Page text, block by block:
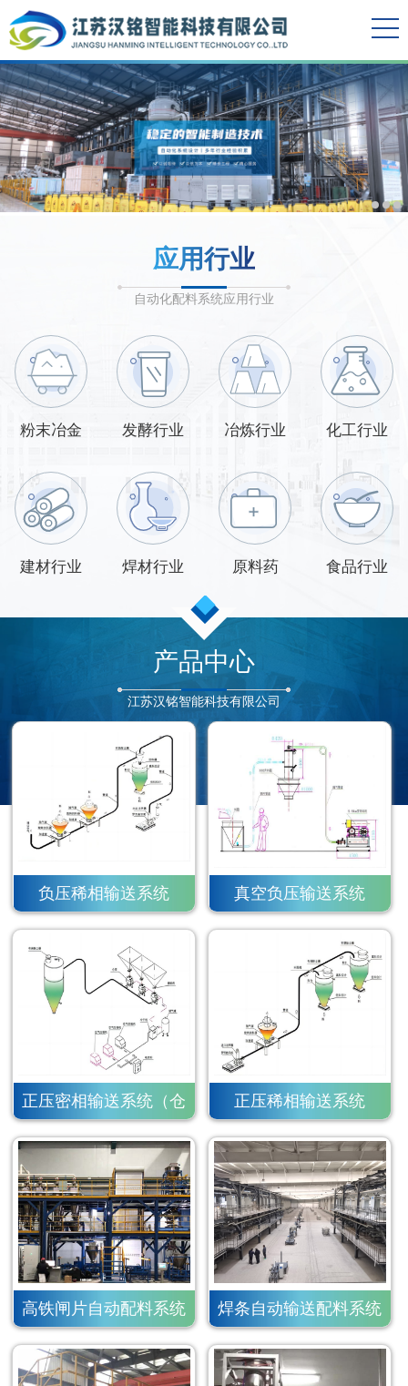
应用行业
自动化配料系统应用行业
粉末冶金 发酵行业 冶炼行业 化工行业
建材行业 焊材行业 原料药 食品行业
产品中心
江苏汉铭智能科技有限公司
负压稀相输送系统 真空负压输送系统
正压密相输送系统（仓
泵）
正压稀相输送系统
高铁闸片自动配料系统 焊条自动输送配料系统